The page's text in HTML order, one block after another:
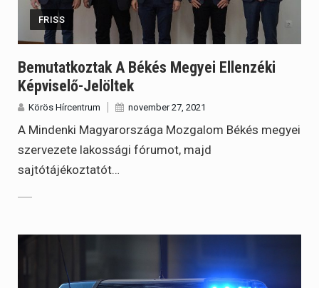
FRISS
Bemutatkoztak A Békés Megyei Ellenzéki
Képviselő-Jelöltek
Körös Hírcentrum november 27, 2021
A Mindenki Magyarországa Mozgalom Békés megyei
szervezete lakossági fórumot, majd
sajtótájékoztatót…